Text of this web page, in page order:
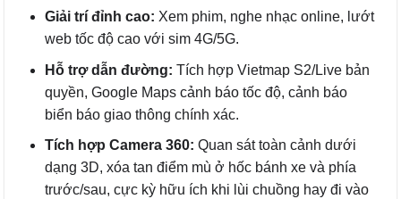
Giải trí đỉnh cao: Xem phim, nghe nhạc online, lướt
web tốc độ cao với sim 4G/5G.
Hỗ trợ dẫn đường: Tích hợp Vietmap S2/Live bản
quyền, Google Maps cảnh báo tốc độ, cảnh báo
biển báo giao thông chính xác.
Tích hợp Camera 360: Quan sát toàn cảnh dưới
dạng 3D, xóa tan điểm mù ở hốc bánh xe và phía
trước/sau, cực kỳ hữu ích khi lùi chuồng hay đi vào